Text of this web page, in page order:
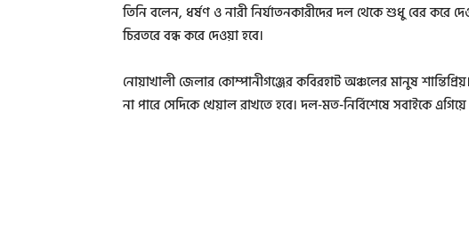
তিনি বলেন, ধর্ষণ ও নারী নির্যাতনকারীদের দল থেকে শুধু বের করে
চিরতরে বন্ধ করে দেওয়া হবে।
নোয়াখালী জেলার কোম্পানীগঞ্জের কবিরহাট অঞ্চলের মানুষ
না পারে সেদিকে খেয়াল রাখতে হবে। দল-মত-নির্বিশেষে সবাইকে